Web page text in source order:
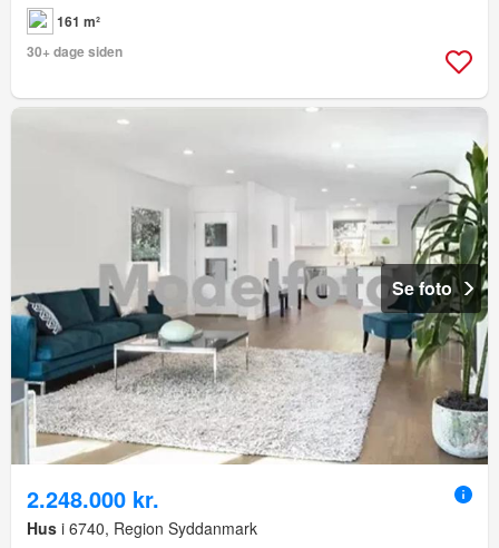
161 m²
30+ dage siden
Se foto
2.248.000 kr.
Hus i 6740, Region Syddanmark